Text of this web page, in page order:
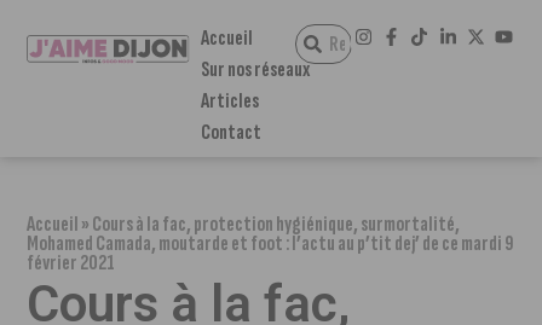
Accueil
Sur nos réseaux
Articles
Contact
Accueil»Cours à la fac, protection hygiénique, surmortalité,
Mohamed Camada, moutarde et foot : l’actu au p’tit dej’ de ce mardi 9
février 2021
Cours à la fac,